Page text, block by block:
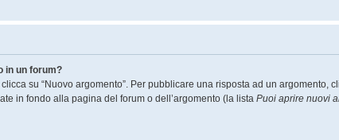
in un forum?
su “Nuovo argomento”. Per pubblicare una risposta ad un argomento,
in fondo alla pagina del forum o dell’argomento (la lista Puoi aprire nuovi